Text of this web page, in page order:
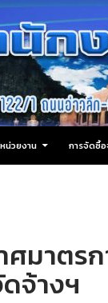
เภอปลายพระยา
น่วยงาน การจัดซื้
ศมาตร
จ้างฯ